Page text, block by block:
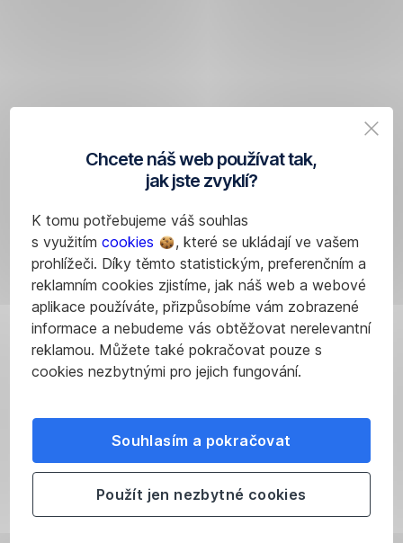
Chcete náš web používat tak,
jak jste zvyklí?
K tomu potřebujeme váš souhlas
s využitím cookies
, které se ukládají ve vašem
prohlížeči. Díky těmto statistickým, preferenčním a
reklamním cookies zjistíme, jak náš web a webové
aplikace používáte, přizpůsobíme vám zobrazené
informace a nebudeme vás obtěžovat nerelevantní
reklamou. Můžete také pokračovat pouze s
cookies nezbytnými pro jejich fungování.
Souhlasím a pokračovat
Použít jen nezbytné cookies